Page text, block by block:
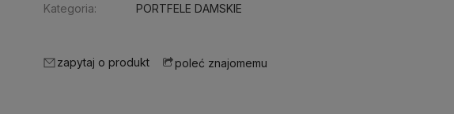
Kategoria:
PORTFELE DAMSKIE
zapytaj o produkt poleć znajomemu